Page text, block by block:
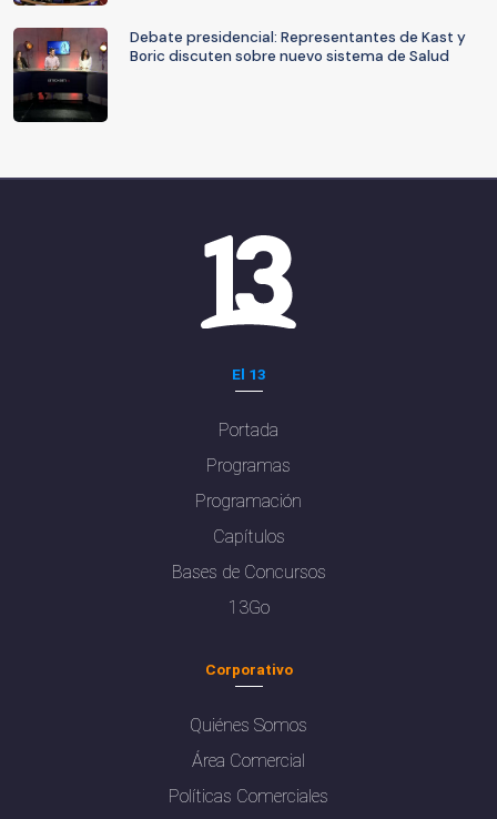
Debate presidencial: Representantes de Kast y
Boric discuten sobre nuevo sistema de Salud
El 13
Portada
Programas
Programación
Capítulos
Bases de Concursos
13Go
Corporativo
Quiénes Somos
Área Comercial
Políticas Comerciales